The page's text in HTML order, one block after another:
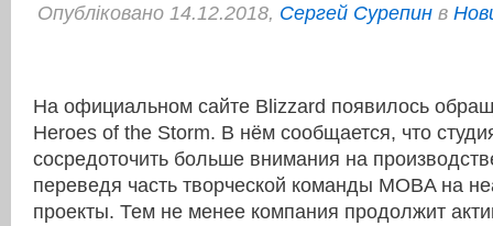
Опубліковано 14.12.2018, Сергей Сурепин в
На официальном сайте Blizzard появилось
Heroes of the Storm. В нём сообщается, что
сосредоточить больше внимания на
переведя часть творческой команды MOBA на
проекты. Тем не менее компания продолжит